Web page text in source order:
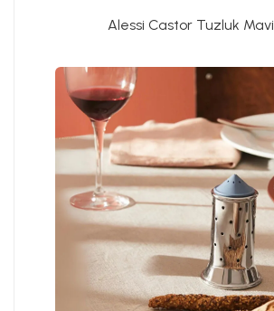
Alessi Castor Tuzluk Mavi